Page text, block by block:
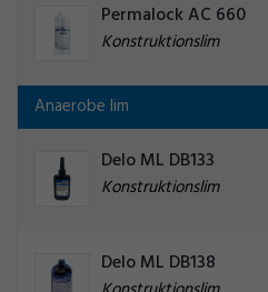
Permalock AC 660
Konstruktionslim
Anaerobe lim
Delo ML DB133
Konstruktionslim
Delo ML DB138